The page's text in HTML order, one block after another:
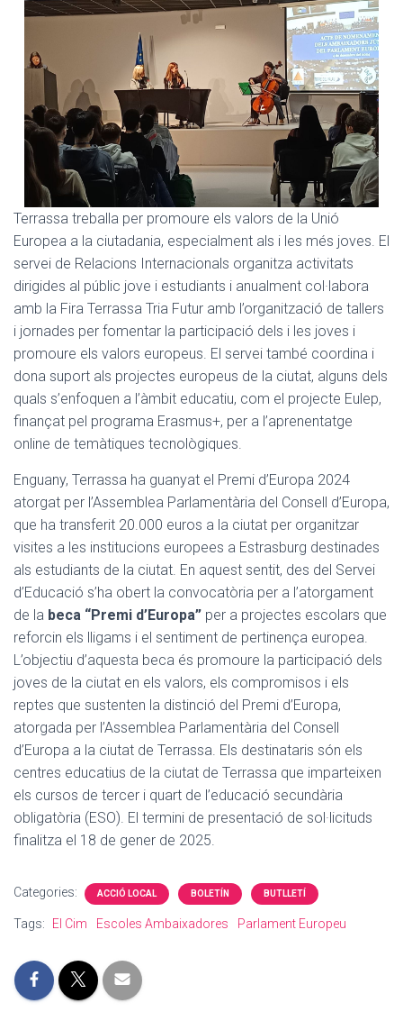
Terrassa treballa per promoure els valors de la Unió
Europea a la ciutadania, especialment als i les més joves. El
servei de Relacions Internacionals organitza activitats
dirigides al públic jove i estudiants i anualment col·labora
amb la Fira Terrassa Tria Futur amb l’organització de tallers
i jornades per fomentar la participació dels i les joves i
promoure els valors europeus. El servei també coordina i
dona suport als projectes europeus de la ciutat, alguns dels
quals s’enfoquen a l’àmbit educatiu, com el projecte Eulep,
finançat pel programa Erasmus+, per a l’aprenentatge
online de temàtiques tecnològiques.
Enguany, Terrassa ha guanyat el Premi d’Europa 2024
atorgat per l’Assemblea Parlamentària del Consell d’Europa,
que ha transferit 20.000 euros a la ciutat per organitzar
visites a les institucions europees a Estrasburg destinades
als estudiants de la ciutat. En aquest sentit, des del Servei
d’Educació s’ha obert la convocatòria per a l’atorgament
de la beca “Premi d’Europa” per a projectes escolars que
reforcin els lligams i el sentiment de pertinença europea.
L’objectiu d’aquesta beca és promoure la participació dels
joves de la ciutat en els valors, els compromisos i els
reptes que sustenten la distinció del Premi d’Europa,
atorgada per l’Assemblea Parlamentària del Consell
d’Europa a la ciutat de Terrassa. Els destinataris són els
centres educatius de la ciutat de Terrassa que imparteixen
els cursos de tercer i quart de l’educació secundària
obligatòria (ESO). El termini de presentació de sol·licituds
finalitza el 18 de gener de 2025.
Categories: ACCIÓ LOCAL BOLETÍN BUTLLETÍ
Tags: El Cim Escoles Ambaixadores Parlament Europeu